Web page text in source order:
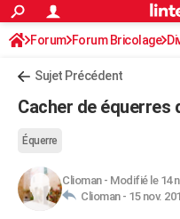
ACTUALITÉS
Politique
Société
Faits Divers
Education
Monde
Villes
+
AUTO
Essais
Réserver un essai
Citadines
Berlines
SUV
Forum auto
+HIGH-TECH
Forum Forum Bricolage
Sujet Précédent
Cacher de équerres
Équerre
Clioman- Modifié le 14
Clioman - 15 nov.